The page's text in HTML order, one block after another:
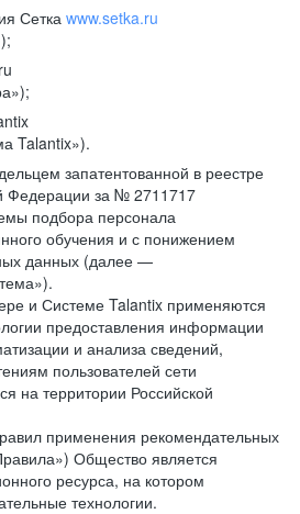
Сетка www.setka.ru
Talantix»).
запатентованной в реестре
Федерации за № 2711717
подбора персонала
обучения и с понижением
данных (далее —
и Системе Talantix применяются
предоставления информации
и анализа сведений,
пользователей сети
на территории Российской
применения рекомендательных
Общество является
ресурса, на котором
технологии.